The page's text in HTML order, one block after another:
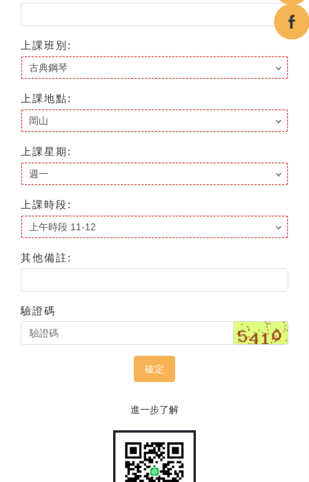
上課班別:
上課地點:
上課星期:
上課時段:
其他備註:
驗證碼
確定
進一步了解